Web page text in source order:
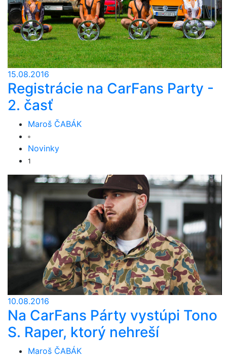
15.08.2016
Registrácie na CarFans Party -
2. časť
Maroš ČABÁK
Novinky
1
10.08.2016
Na CarFans Párty vystúpi Tono
S. Raper, ktorý nehreší
Maroš ČABÁK